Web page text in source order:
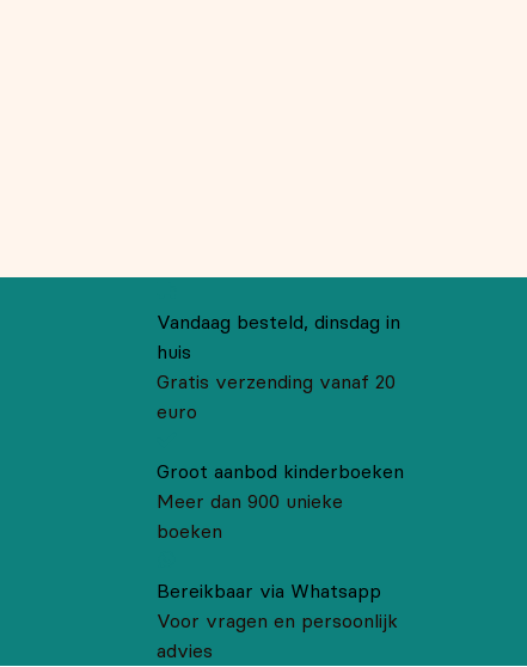
Vandaag besteld, dinsdag in
huis
Gratis verzending vanaf 20
euro
Groot aanbod kinderboeken
Meer dan 900 unieke
boeken
Bereikbaar via Whatsapp
Voor vragen en persoonlijk
advies